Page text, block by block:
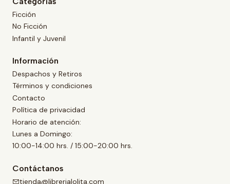
Ficción
No Ficción
Infantil y Juvenil
Información
Despachos y Retiros
Términos y condiciones
Contacto
Política de privacidad
Horario de atención:
Lunes a Domingo:
10:00-14:00 hrs. / 15:00-20:00 hrs.
Contáctanos
tienda@librerialolita.com